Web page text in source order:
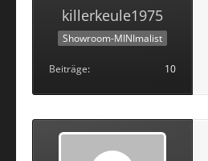
killerkeule1975
Showroom-MINImalist
Beiträge 10